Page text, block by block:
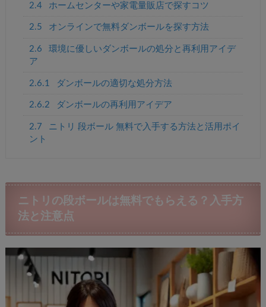
2.4 ホームセンターや家電量販店で探すコツ
2.5 オンラインで無料ダンボールを探す方法
2.6
環境に優しいダンボールの処分と再利用アイデ
ア
2.6.1 ダンボールの適切な処分方法
2.6.2 ダンボールの再利用アイデア
2.7
ニトリ 段ボール 無料で入手する方法と活用ポイ
ント
ニトリの段ボールは無料でもらえる？入手方
法と注意点